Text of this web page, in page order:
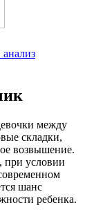
анализ
между
складки,
возвышение.
при условии
шанс
ребенка.